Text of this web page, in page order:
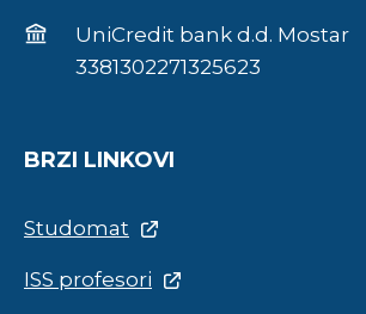
UniCredit bank d.d. Mostar
3381302271325623
BRZI LINKOVI
Studomat
ISS profesori